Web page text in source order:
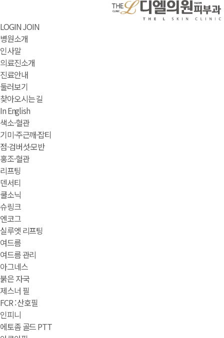
LOGINJOIN
병원소개
인사말
의료진소개
진료안내
둘러보기
찾아오시는 길
In English
색소·혈관
기미·주근깨·잡티
점·검버섯·모반
홍조·혈관
리프팅
덴서티
쿨소닉
슈링크
엔코그
실루엣 리프팅
여드름
여드름 관리
아그네스
붉은 자국
제스너 필
FCR : 산호필
인피니
에토좀 골드 PTT